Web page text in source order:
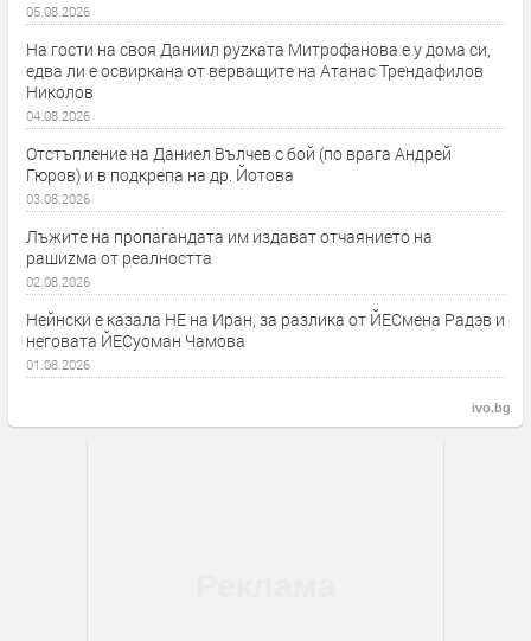
05.08.2026
На гости на своя Даниил руzката Митрофанова е у дома си,
едва ли е освиркана от верващите на Атанас Трендафилов
Николов
04.08.2026
Отстъпление на Даниел Вълчев с бой (по врага Андрей
Гюров) и в подкрепа на др. Йотова
03.08.2026
Лъжите на пропагандата им издават отчаянието на
рашиzма от реалността
02.08.2026
Нейнски е казала НЕ на Иран, за разлика от ЙЕСмена Радэв и
неговата ЙЕСуоман Чамова
01.08.2026
ivo.bg